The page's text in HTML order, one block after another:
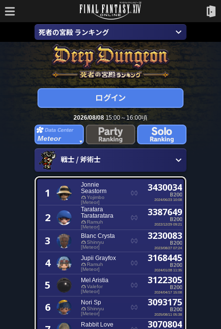
死者の宮殿 ランキング
2026/08/0815:00～16:00頃
Meteor
戦士 / 斧術士
1
Jonnie
Seastorm
Yojimbo
[Meteor]
3430034
B200
2024/06/23 10:08
2
Taratara
Tarataratara
Ramuh
[Meteor]
3387649
B200
2022/12/29 09:21
3 Blanc Crysta
Shinryu
[Meteor]
3230083
B200
2023/08/27 07:24
4 Jupii Grayfox
Ramuh
[Meteor]
3168445
B200
2024/01/28 11:35
5 Mel Aristia
Valefor
[Meteor]
3122305
B200
2024/04/17 15:08
6 Nori Sp
Shinryu
[Meteor]
3093175
B200
2025/08/11 05:38
Rabbit Love 3070804